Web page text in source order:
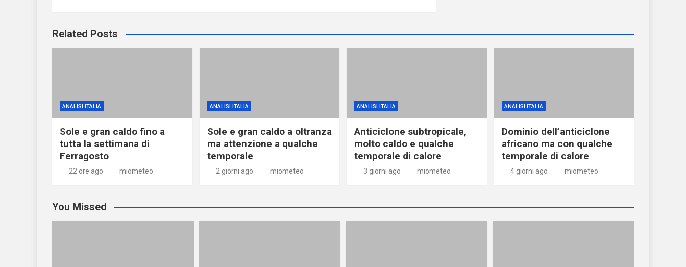
Related Posts
ANALISI ITALIA
Sole e gran caldo fino a
tutta la settimana di
Ferragosto
22 ore ago miometeo
ANALISI ITALIA
Sole e gran caldo a oltranza
ma attenzione a qualche
temporale
2 giorni ago miometeo
ANALISI ITALIA
Anticiclone subtropicale,
molto caldo e qualche
temporale di calore
3 giorni ago miometeo
ANALISI ITALIA
Dominio dell’anticiclone
africano ma con qualche
temporale di calore
4 giorni ago miometeo
You Missed